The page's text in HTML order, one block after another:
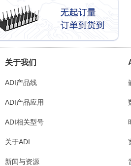
关于我们
ADI产品线
ADI产品应用
ADI相关型号
关于ADI
新闻与资源